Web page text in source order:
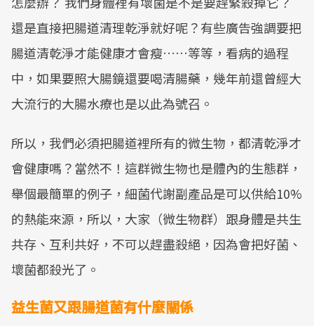
還是直接把腸道清理乾淨就好呢？有些廣告強調要把
腸道清乾淨才能健康才會瘦……等等，看病的過程
中，如果要照大腸鏡還要喝清腸藥，幾年前還曾經大
大流行的大腸水療也是以此為號召。
所以，我們必須把腸道裡所有的微生物，都清乾淨才
會健康嗎？當然不！這群微生物也是體內的生態群，
舉個最簡單的例子，細菌代謝副產品是可以供給10%
的熱能來源，所以，大家（微生物群）跟身體是共生
共存、互利共好，不可以趕盡殺絕，因為會把好菌、
壞菌都殺光了。
益生菌又跟腸道菌有什麼關係